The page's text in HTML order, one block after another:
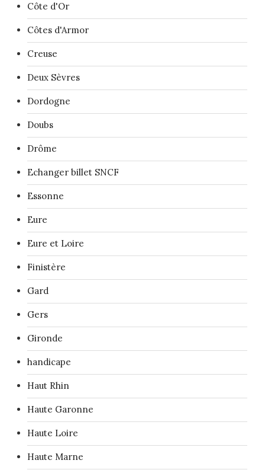
Côte d'Or
Côtes d'Armor
Creuse
Deux Sèvres
Dordogne
Doubs
Drôme
Echanger billet SNCF
Essonne
Eure
Eure et Loire
Finistère
Gard
Gers
Gironde
handicape
Haut Rhin
Haute Garonne
Haute Loire
Haute Marne